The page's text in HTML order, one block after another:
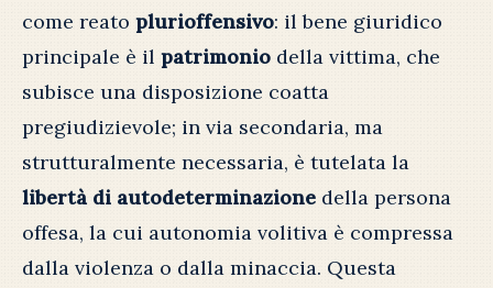
come reato plurioffensivo: il bene giuridico
principale è il patrimonio della vittima, che
subisce una disposizione coatta
pregiudizievole; in via secondaria, ma
strutturalmente necessaria, è tutelata la
libertà di autodeterminazione della persona
offesa, la cui autonomia volitiva è compressa
dalla violenza o dalla minaccia. Questa